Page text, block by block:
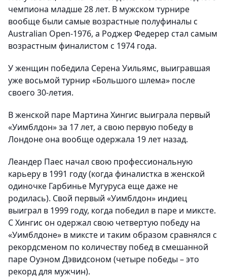
чемпиона младше 28 лет. В мужском турнире
вообще были самые возрастные полуфиналы с
Australian Open-1976, а Роджер Федерер стал самым
возрастным финалистом с 1974 года.
У женщин победила Серена Уильямс, выигравшая
уже восьмой турнир «Большого шлема» после
своего 30-летия.
В женской паре Мартина Хингис выиграла первый
«Уимблдон» за 17 лет, а свою первую победу в
Лондоне она вообще одержала 19 лет назад.
Леандер Паес начал свою профессиональную
карьеру в 1991 году(когда финалистка в женской
одиночке Гарбинье Мугуруса еще даже не
родилась). Свой первый «Уимблдон» индиец
выиграл в 1999 году, когда победил в паре и миксте.
С Хингис он одержал свою четвертую победу на
«Уимблдоне» в миксте и таким образом сравнялся с
рекордсменом по количеству побед в смешанной
паре Оуэном Дэвидсоном (четыре победы – это
рекорд для мужчин).